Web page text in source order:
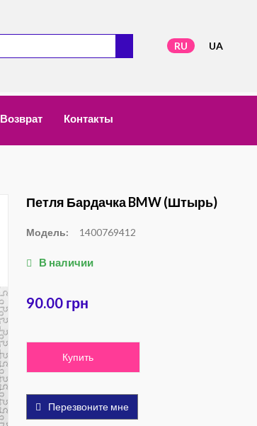
RU UA
Возврат Контакты
Петля Бардачка BMW (штырь)
Модель: 1400769412
В наличии
90.00 грн
Купить
Перезвоните мне